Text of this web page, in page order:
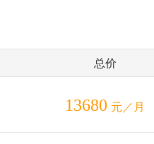
总价
13680 元／月